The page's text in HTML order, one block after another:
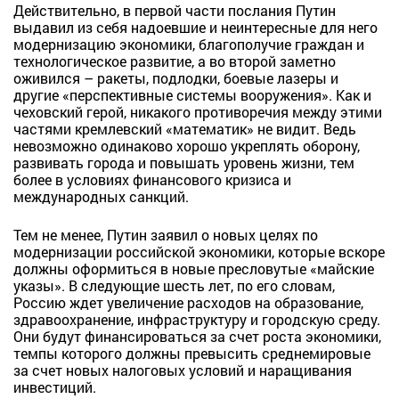
Действительно, в первой части послания Путин
выдавил из себя надоевшие и неинтересные для него
модернизацию экономики, благополучие граждан и
технологическое развитие, а во второй заметно
оживился – ракеты, подлодки, боевые лазеры и
другие «перспективные системы вооружения». Как и
чеховский герой, никакого противоречия между этими
частями кремлевский «математик» не видит. Ведь
невозможно одинаково хорошо укреплять оборону,
развивать города и повышать уровень жизни, тем
более в условиях финансового кризиса и
международных санкций.
Тем не менее, Путин заявил о новых целях по
модернизации российской экономики, которые вскоре
должны оформиться в новые пресловутые «майские
указы». В следующие шесть лет, по его словам,
Россию ждет увеличение расходов на образование,
здравоохранение, инфраструктуру и городскую среду.
Они будут финансироваться за счет роста экономики,
темпы которого должны превысить среднемировые
за счет новых налоговых условий и наращивания
инвестиций.